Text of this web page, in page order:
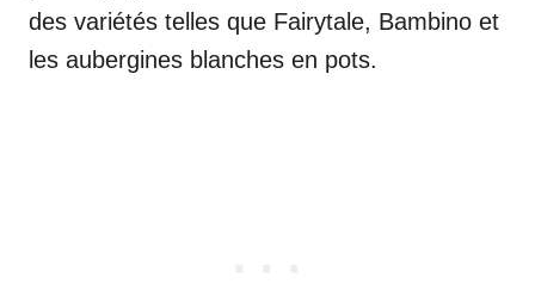
des variétés telles que Fairytale, Bambino et
les aubergines blanches en pots.